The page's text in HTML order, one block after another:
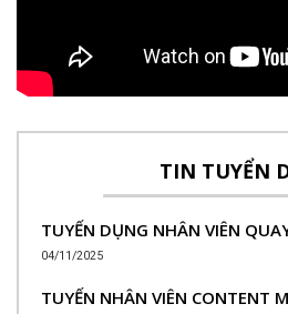
TIN TUYỂN
TUYỂN DỤNG NHÂN VIÊN
04/11/2025
TUYỂN NHÂN VIÊN CONTENT